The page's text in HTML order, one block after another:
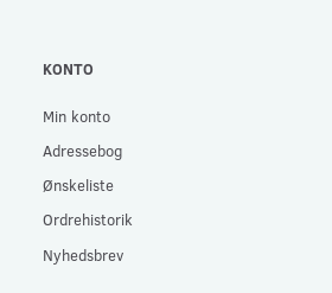
KONTO
Min konto
Adressebog
Ønskeliste
Ordrehistorik
Nyhedsbrev